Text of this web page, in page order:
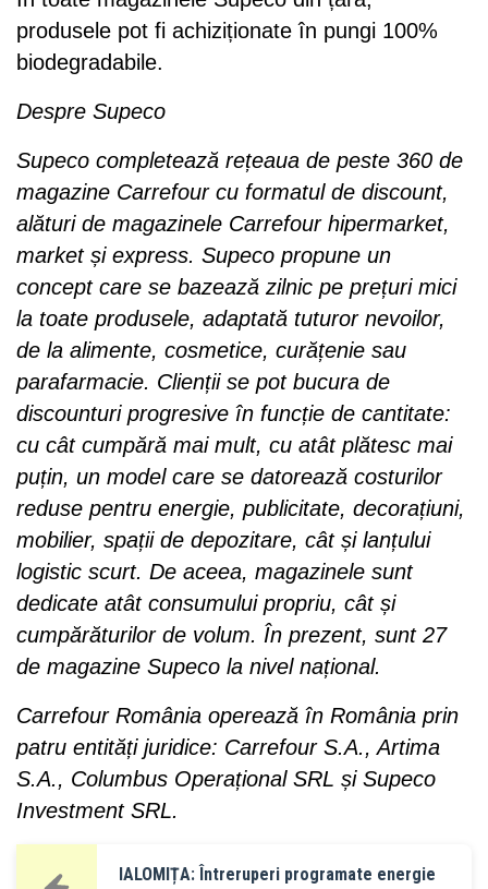
produsele pot fi achiziționate în pungi 100%
biodegradabile.
Despre Supeco
Supeco completează rețeaua de peste 360 de
magazine Carrefour cu formatul de discount,
alături de magazinele Carrefour hipermarket,
market și express. Supeco propune un
concept care se bazează zilnic pe prețuri mici
la toate produsele, adaptată tuturor nevoilor,
de la alimente, cosmetice, curățenie sau
parafarmacie. Clienții se pot bucura de
discounturi progresive în funcție de cantitate:
cu cât cumpără mai mult, cu atât plătesc mai
puțin, un model care se datorează costurilor
reduse pentru energie, publicitate, decorațiuni,
mobilier, spații de depozitare, cât și lanțului
logistic scurt. De aceea, magazinele sunt
dedicate atât consumului propriu, cât și
cumpărăturilor de volum. În prezent, sunt 27
de magazine Supeco la nivel național.
Carrefour România operează în România prin
patru entități juridice: Carrefour S.A., Artima
S.A., Columbus Operațional SRL și Supeco
Investment SRL.
IALOMIȚA: Întreruperi programate energie